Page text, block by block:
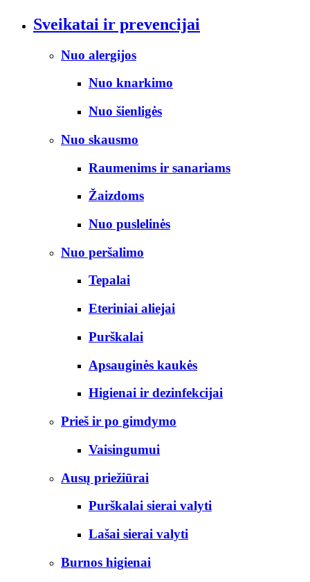
Sveikatai ir prevencijai
Nuo alergijos
Nuo knarkimo
Nuo šienligės
Nuo skausmo
Raumenims ir sanariams
Žaizdoms
Nuo puslelinės
Nuo peršalimo
Tepalai
Eteriniai aliejai
Purškalai
Apsauginės kaukės
Higienai ir dezinfekcijai
Prieš ir po gimdymo
Vaisingumui
Ausų priežiūrai
Purškalai sierai valyti
Lašai sierai valyti
Burnos higienai